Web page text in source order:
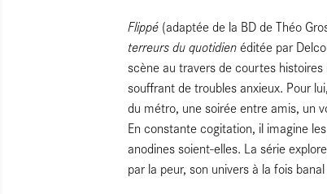
Flippé (adaptée de la BD de Théo
terreurs du quotidienéditée par
scène au travers de courtes
souffrant de troubles anxieux. Pour
du métro, une soirée entre amis, un
En constante cogitation, il imagine
anodines soient-elles. La série
par la peur, son univers à la fois